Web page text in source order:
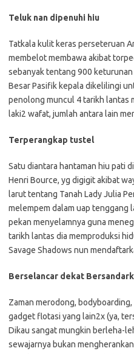
Teluk nan dipenuhi hiu
Tatkala kulit keras perseteruan
membelot membawa akibat
sebanyak tentang 900
Besar Pasifik kepala dikelilingi
penolong muncul 4 tarikh lantas
laki2 wafat, jumlah antara lain
Terperangkap tustel
Satu diantara hantaman hiu pati
Henri Bource, yg digigit akibat
larut tentang Tanah Lady Julia
melempem dalam uap tenggang
pekan menyelamnya guna
tarikh lantas dia memproduksi
Savage Shadows nun
Berselancar dekat
Zaman merodong,
gadget flotasi yang lain2x (ya,
Dikau sangat mungkin berleha-
sewajarnya bukan